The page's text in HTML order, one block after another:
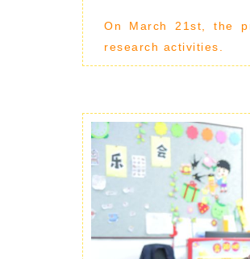
On March 21st, the
research activities.